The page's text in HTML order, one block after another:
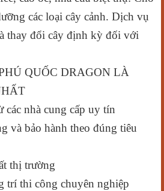
các loại cây cảnh. Dịch vụ
thay đổi cây định kỳ đối với
QUỐC DRAGON LÀ
các nhà cung cấp uy tín
và bảo hành theo đúng tiêu
thị trường
trí thi công chuyên nghiệp